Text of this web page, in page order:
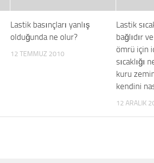
Lastik basınçları yanlış
olduğunda ne olur?
12 TEMMUZ 2010
Lastik
bağlıdır
ömrü için
sıcaklığı
kuru
kendini
12 ARALIK